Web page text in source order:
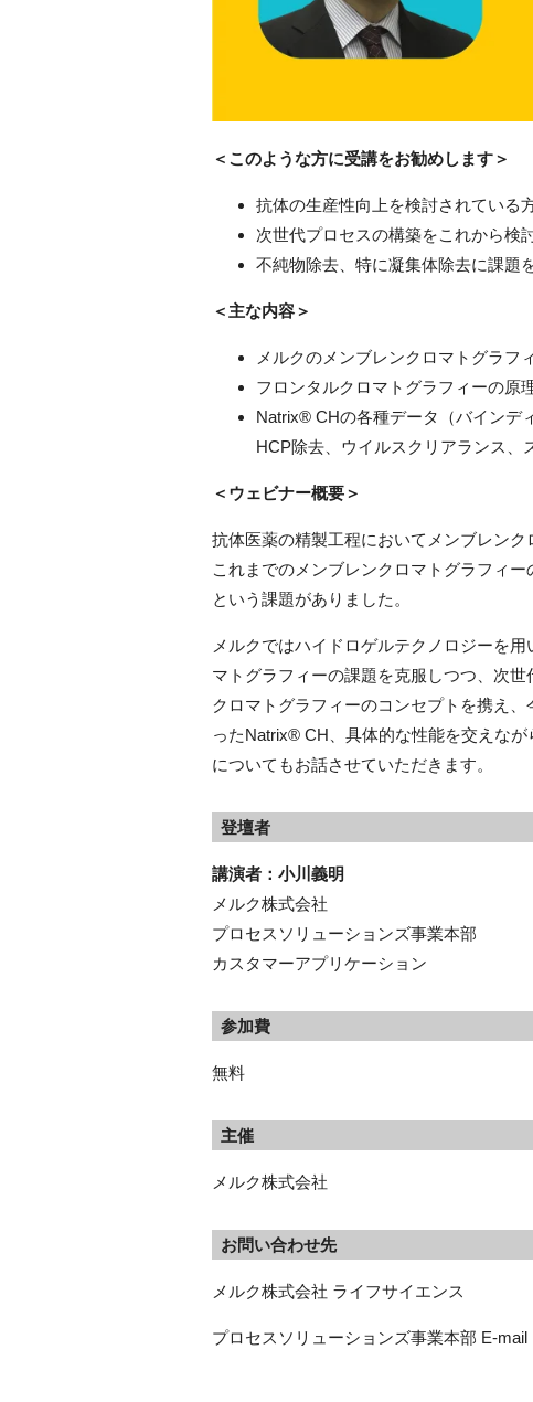
＜このような方に受講をお勧めします＞
抗体の生産性向上を検討されている
次世代プロセスの構築をこれから検
不純物除去、特に凝集体除去に課題
＜主な内容＞
メルクのメンブレンクロマトグラフ
フロンタルクロマトグラフィーの原
Natrix® CHの各種データ（バインデ
HCP除去、ウイルスクリアランス、
＜ウェビナー概要＞
抗体医薬の精製工程においてメンブレンク
これまでのメンブレンクロマトグラフィ
という課題がありました。
メルクではハイドロゲルテクノロジーを
マトグラフィーの課題を克服しつつ、次
クロマトグラフィーのコンセプトを携え
ったNatrix® CH、具体的な性能を交えな
についてもお話させていただきます。
登壇者
講演者：小川義明
メルク株式会社
プロセスソリューションズ事業本部
カスタマーアプリケーション
参加費
無料
主催
メルク株式会社
お問い合わせ先
メルク株式会社 ライフサイエンス
プロセスソリューションズ事業本部 E-